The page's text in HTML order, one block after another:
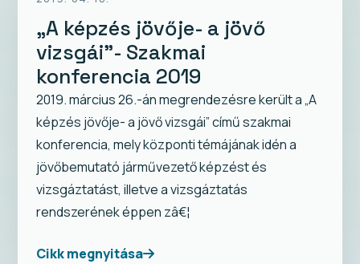
„A képzés jövője- a jövő
vizsgái”- Szakmai
konferencia 2019
2019. március 26.-án megrendezésre került a „A
képzés jövője- a jövő vizsgái” című szakmai
konferencia, mely központi témájának idén a
jövőbemutató járművezető képzést és
vizsgáztatást, illetve a vizsgáztatás
rendszerének éppen zâ€¦
Cikk megnyitása